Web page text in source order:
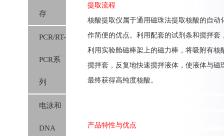
存
PCR/RT-
PCR系
列
电泳和
DNA
提取流程
核酸提取仪属于通用磁珠法提取核酸的自
作简便的优点。利用配套的试剂条和搅拌套
利用实验舱磁棒架上的磁力棒，将吸附有
搅拌套，反复地快速搅拌液体，使液体与
最终获得高纯度核酸。
产品特性与优点